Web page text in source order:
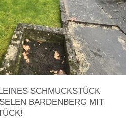
SCHMUCKSTÜCK
BARDENBERG MIT